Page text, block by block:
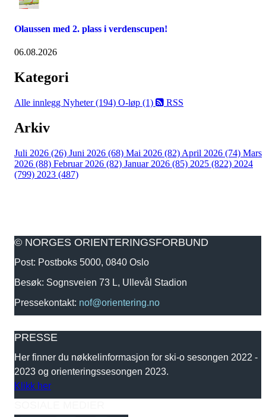
Olaussen med 2. plass i verdenscupen!
06.08.2026
Kategori
Alle innlegg Nyheter (194) O-løp (1) RSS
Arkiv
Juli 2026 (26) Juni 2026 (68) Mai 2026 (82) April 2026 (74) Mars
2026 (88) Februar 2026 (82) Januar 2026 (85) 2025 (822) 2024
(799) 2023 (487)
© NORGES ORIENTERINGSFORBUND
Post: Postboks 5000, 0840 Oslo
Besøk: Sognsveien 73 L, Ullevål Stadion
Pressekontakt: nof@orientering.no
PRESSE
Her finner du nøkkelinformasjon for ski-o sesongen 2022 -
2023 og orienteringssesongen 2023.
Klikk her